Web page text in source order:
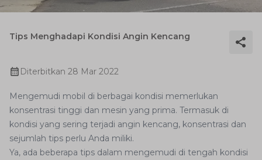
Tips Menghadapi Kondisi Angin Kencang
Diterbitkan 28 Mar 2022
Mengemudi mobil di berbagai kondisi memerlukan
konsentrasi tinggi dan mesin yang prima. Termasuk di
kondisi yang sering terjadi angin kencang, konsentrasi dan
sejumlah tips perlu Anda miliki.
Ya, ada beberapa tips dalam mengemudi di tengah kondisi